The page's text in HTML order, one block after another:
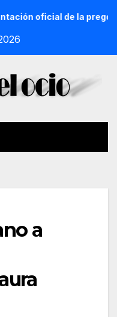
oficial de la pregonera
a